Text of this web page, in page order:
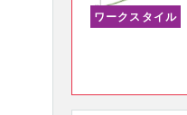
ワークスタイル